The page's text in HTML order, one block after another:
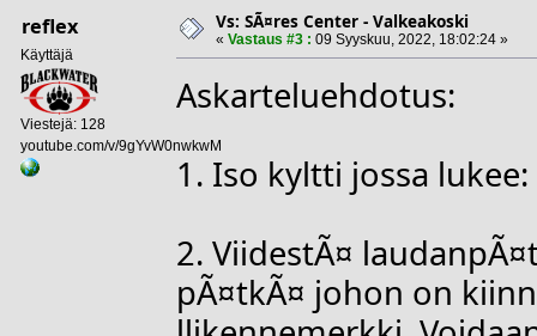
reflex
Käyttäjä
Viestejä: 128
youtube.com/v/9gYvW0nwkwM
Vs: SÃ¤res Center - Valkeakoski
« Vastaus #3 : 09 Syyskuu, 2022, 18:02:24 »
Askarteluehdotus:
1. Iso kyltti jossa lukee:
2. ViidestÃ¤
pÃ¤tkÃ¤ johon on